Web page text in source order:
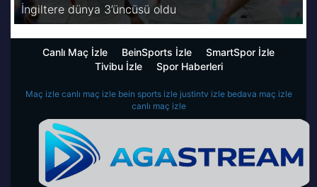
İngiltere dünya 3’üncüsü oldu
Canlı Maç İzle BeinSports İzle
SmartSpor İzle
Tivibu İzle
Spor Haberleri
Maç izle canlı maç izle bein sports izle justintv izle bedava maç izle
canlı maç izle